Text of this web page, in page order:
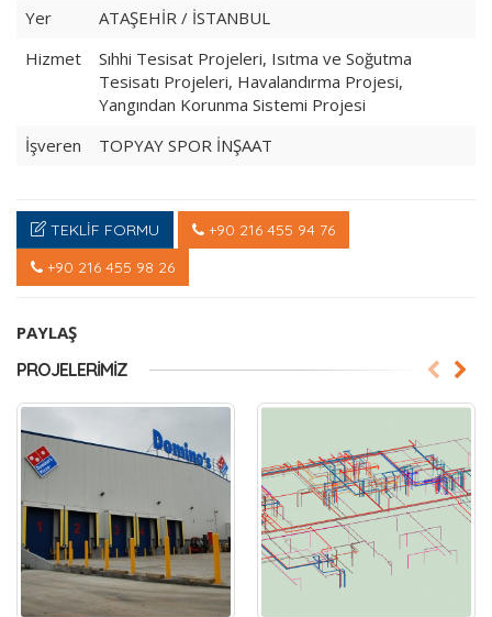
Yer
ATAŞEHİR / İSTANBUL
Hizmet
Sıhhi Tesisat Projeleri, Isıtma ve Soğutma
Tesisatı Projeleri, Havalandırma Projesi,
Yangından Korunma Sistemi Projesi
İşveren
TOPYAY SPOR İNŞAAT
TEKLİF FORMU
+90 216 455 94 76
+90 216 455 98 26
PAYLAŞ
PROJELERIMIZ